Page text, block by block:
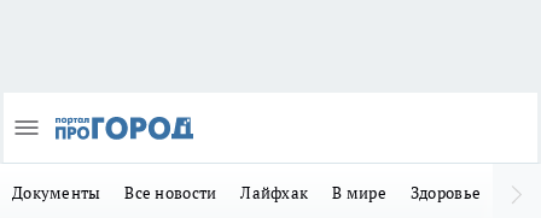
Документы Все новости Лайфхак В мире Здоровье